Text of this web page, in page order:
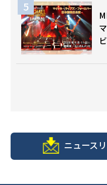
ニュース